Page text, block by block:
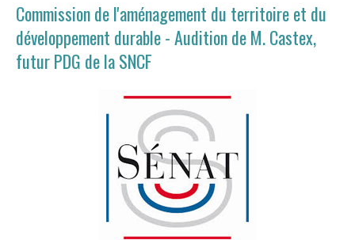
Commission de l'aménagement du territoire et du
développement durable - Audition de M. Castex,
futur PDG de la SNCF